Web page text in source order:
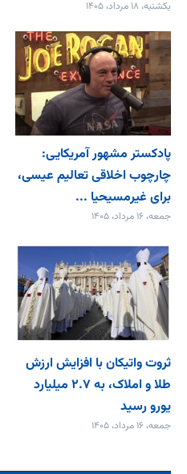
یکشنبه، ۱۸ مرداد، ۱۴۰۵
پادکستر مشهور آمریکایی:
چارچوب اخلاقی تعالیم عیسی،
برای غیرمسیحیا ...
جمعه، ۱۶ مرداد، ۱۴۰۵
ثروت واتیکان با افزایش ارزش
طلا و املاک، به ۲.۷ میلیارد
یورو رسید
جمعه، ۱۶ مرداد، ۱۴۰۵